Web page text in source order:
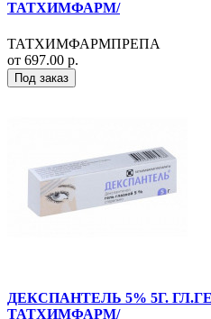
ТАТХИМФАРМ/
ТАТХИМФАРМПРЕПА
от 697.00 р.
Под заказ
ДЕКСПАНТЕЛЬ 5% 5Г.
ТАТХИМФАРМ/